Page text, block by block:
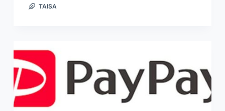
TAISA